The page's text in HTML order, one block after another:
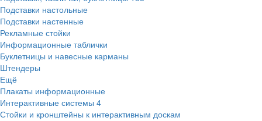
Подставки настольные
Подставки настенные
Рекламные стойки
Информационные таблички
Буклетницы и навесные карманы
Штендеры
Ещё
Плакаты информационные
Интерактивные системы 4
Стойки и кронштейны к интерактивным доскам